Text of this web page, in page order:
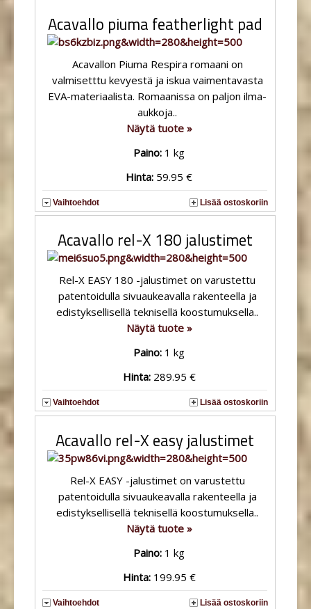
Acavallo piuma featherlight pad
Acavallon Piuma Respira romaani on
valmisetttu kevyestä ja iskua vaimentavasta
EVA-materiaalista. Romaanissa on paljon ilma-
aukkoja..
Näytä tuote »
Paino: 1 kg
Hinta: 59.95 €
Vaihtoehdot Lisää ostoskoriin
Acavallo rel-X 180 jalustimet
Rel-X EASY 180 -jalustimet on varustettu
patentoidulla sivuaukeavalla rakenteella ja
edistyksellisellä teknisellä koostumuksella..
Näytä tuote »
Paino: 1 kg
Hinta: 289.95 €
Vaihtoehdot Lisää ostoskoriin
Acavallo rel-X easy jalustimet
Rel-X EASY -jalustimet on varustettu
patentoidulla sivuaukeavalla rakenteella ja
edistyksellisellä teknisellä koostumuksella..
Näytä tuote »
Paino: 1 kg
Hinta: 199.95 €
Vaihtoehdot Lisää ostoskoriin